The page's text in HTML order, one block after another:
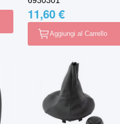
11,60 €
Aggiungi al Carrello